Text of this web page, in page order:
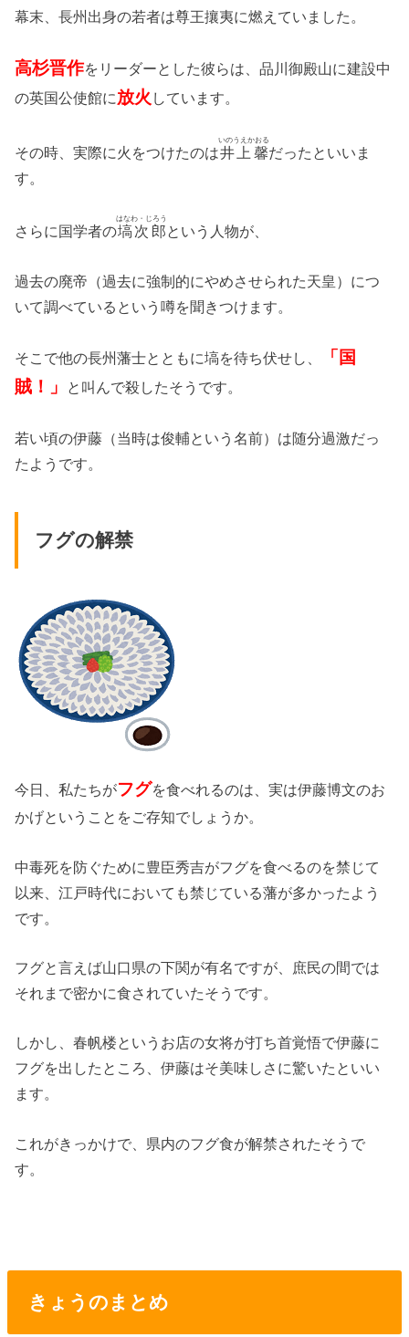
幕末、長州出身の若者は尊王攘夷に燃えていました。
高杉晋作をリーダーとした彼らは、品川御殿山に建設中
の英国公使館に放火 しています。
その時、実際に火をつけたのは井上馨
いのうえかおる
だったといいま
す。
さらに国学者の塙次郎
はなわ・じろう
という人物が、
過去の廃帝（過去に強制的にやめさせられた天皇）につ
いて調べているという噂を聞きつけます。
そこで他の長州藩士とともに塙を待ち伏せし、
「国
賊！」
と叫んで殺したそうです。
若い頃の伊藤（当時は俊輔という名前）は随分過激だっ
たようです。
フグの解禁
今日、私たちがフグを食べれるのは、実は伊藤博文のお
かげということをご存知でしょうか。
中毒死を防ぐために豊臣秀吉がフグを食べるのを禁じて
以来、江戸時代においても禁じている藩が多かったよう
です。
フグと言えば山口県の下関が有名ですが、庶民の間では
それまで密かに食されていたそうです。
しかし、春帆楼というお店の女将が打ち首覚悟で伊藤に
フグを出したところ、伊藤はそ美味しさに驚いたといい
ます。
これがきっかけで、県内のフグ食が解禁されたそうで
す。
きょうのまとめ